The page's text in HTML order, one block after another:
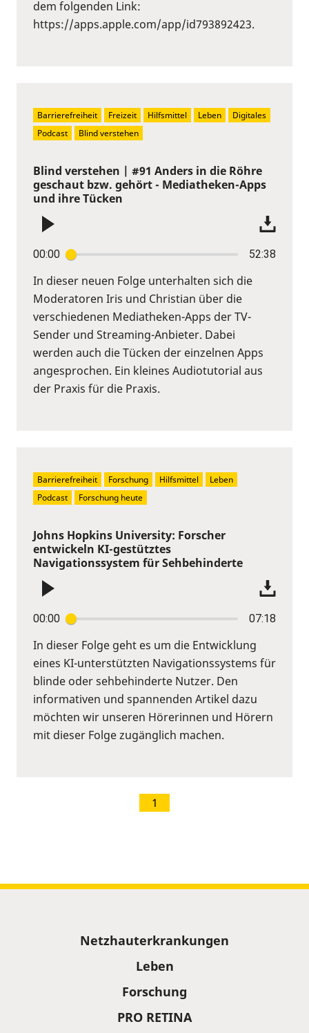
dem folgenden Link:
https://apps.apple.com/app/id793892423.
Blind verstehen | #91 Anders in die Röhre
geschaut bzw. gehört - Mediatheken-Apps
und ihre Tücken
00:00 52:38
In dieser neuen Folge unterhalten sich die
Moderatoren Iris und Christian über die
verschiedenen Mediatheken-Apps der TV-
Sender und Streaming-Anbieter. Dabei
werden auch die Tücken der einzelnen Apps
angesprochen. Ein kleines Audiotutorial aus
der Praxis für die Praxis.
Barrierefreiheit Freizeit Hilfsmittel Leben
Digitales
Podcast
Blind verstehen
Johns Hopkins University: Forscher
entwickeln KI-gestütztes
Navigationssystem für Sehbehinderte
00:00 07:18
In dieser Folge geht es um die Entwicklung
eines KI-unterstützten Navigationssystems für
blinde oder sehbehinderte Nutzer. Den
informativen und spannenden Artikel dazu
möchten wir unseren Hörerinnen und Hörern
mit dieser Folge zugänglich machen.
Barrierefreiheit Forschung Hilfsmittel
Leben
Podcast
Forschung heute
1
Netzhauterkrankungen
Leben
Forschung
PRO RETINA